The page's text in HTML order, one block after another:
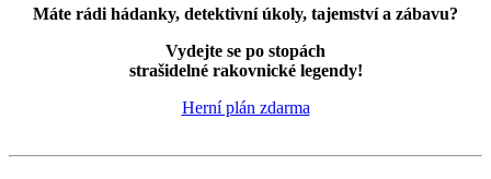
Máte rádi hádanky, detektivní úkoly, tajemství a zábavu?
Vydejte se po stopách
strašidelné rakovnické legendy!
Herní plán zdarma